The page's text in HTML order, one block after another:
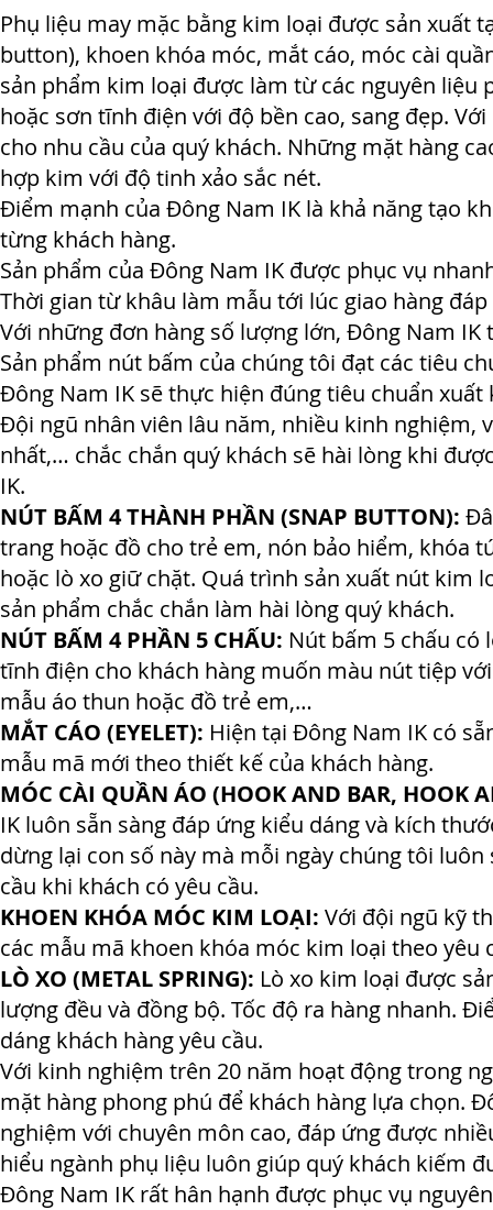
Phụ liệu may mặc bằng kim loại được sản xuất
button), khoen khóa móc, mắt cáo, móc cài
sản phẩm kim loại được làm từ các nguyên
hoặc sơn tĩnh điện với độ bền cao, sang đẹp.
cho nhu cầu của quý khách. Những mặt hàng
hợp kim với độ tinh xảo sắc nét.
Điểm mạnh của Đông Nam IK là khả năng tạo
từng khách hàng.
Sản phẩm của Đông Nam IK được phục vụ
Thời gian từ khâu làm mẫu tới lúc giao hàng
Với những đơn hàng số lượng lớn, Đông Nam
Sản phẩm nút bấm của chúng tôi đạt các tiêu
Đông Nam IK sẽ thực hiện đúng tiêu chuẩn xuất
Đội ngũ nhân viên lâu năm, nhiều kinh
nhất,… chắc chắn quý khách sẽ hài lòng khi
IK.
NÚT BẤM 4 THÀNH PHẦN (SNAP BUTTON):
trang hoặc đồ cho trẻ em, nón bảo hiểm, khóa
hoặc lò xo giữ chặt. Quá trình sản xuất nút kim
sản phẩm chắc chắn làm hài lòng quý khách.
NÚT BẤM 4 PHẦN 5 CHẤU: Nút bấm 5 chấu có
tĩnh điện cho khách hàng muốn màu nút tiệp
mẫu áo thun hoặc đồ trẻ em,…
MẮT CÁO (EYELET): Hiện tại Đông Nam IK có
mẫu mã mới theo thiết kế của khách hàng.
MÓC CÀI QUẦN ÁO (HOOK AND BAR, HOOK
IK luôn sẵn sàng đáp ứng kiểu dáng và kích
dừng lại con số này mà mỗi ngày chúng tôi
cầu khi khách có yêu cầu.
KHOEN KHÓA MÓC KIM LOẠI: Với đội ngũ kỹ
các mẫu mã khoen khóa móc kim loại theo yêu
LÒ XO (METAL SPRING): Lò xo kim loại được
lượng đều và đồng bộ. Tốc độ ra hàng nhanh.
dáng khách hàng yêu cầu.
Với kinh nghiệm trên 20 năm hoạt động trong
mặt hàng phong phú để khách hàng lựa chọn.
nghiệm với chuyên môn cao, đáp ứng được
hiểu ngành phụ liệu luôn giúp quý khách kiếm
Đông Nam IK rất hân hạnh được phục vụ